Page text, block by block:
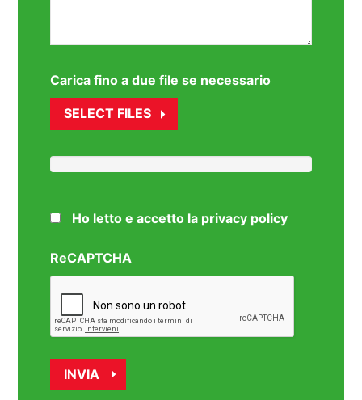
Carica fino a due file se necessario
SELECT FILES
Ho letto e accetto la privacy policy
ReCAPTCHA